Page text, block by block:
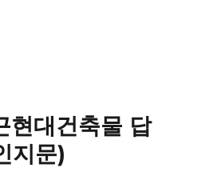
현대건축물 답
지문)